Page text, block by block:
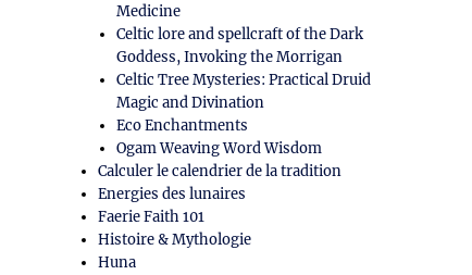
Medicine
Celtic lore and spellcraft of the Dark
Goddess, Invoking the Morrigan
Celtic Tree Mysteries: Practical Druid
Magic and Divination
Eco Enchantments
Ogam Weaving Word Wisdom
Calculer le calendrier de la tradition
Energies des lunaires
Faerie Faith 101
Histoire & Mythologie
Huna